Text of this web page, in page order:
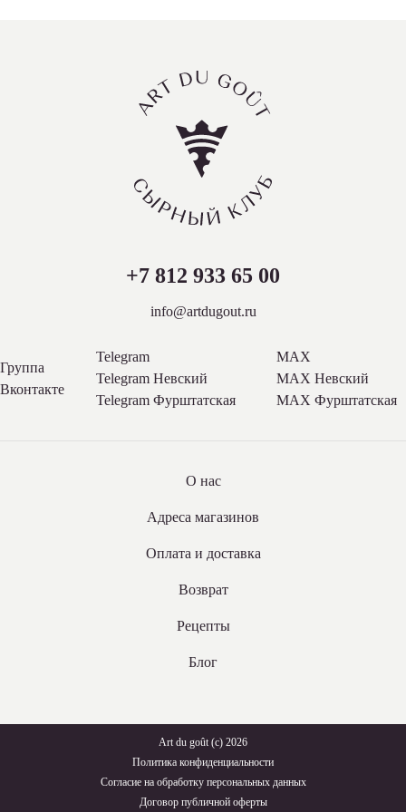
+7 812 933 65 00
info@artdugout.ru
Группа
Вконтакте
Telegram
Telegram Невский
Telegram Фурштатская
MAX
MAX Невский
MAX Фурштатская
О нас
Адреса магазинов
Оплата и доставка
Возврат
Рецепты
Блог
Art du goût (с) 2026
Политика конфиденциальности
Согласие на обработку персональных данных
Договор публичной оферты